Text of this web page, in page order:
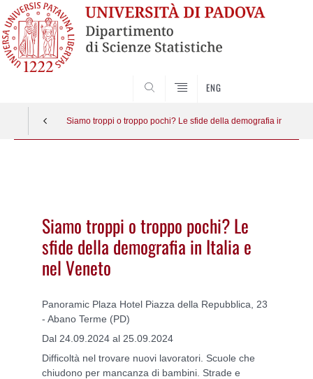
ENG
Siamo troppi o troppo pochi? Le sfide della demografia in Italia e
Siamo troppi o troppo pochi? Le
sfide della demografia in Italia e
nel Veneto
Panoramic Plaza Hotel Piazza della Repubblica, 23
- Abano Terme (PD)
Dal 24.09.2024 al 25.09.2024
Difficoltà nel trovare nuovi lavoratori. Scuole che
chiudono per mancanza di bambini. Strade e